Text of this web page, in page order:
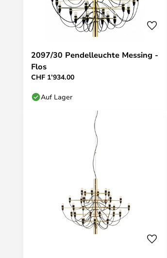
2097/30 Pendelleuchte Messing -
Flos
CHF 1’934.00
Auf Lager